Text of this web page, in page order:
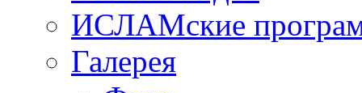
ИСЛАМские
Галерея